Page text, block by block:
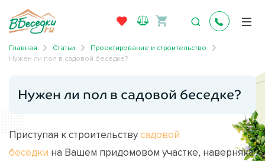
Главная Статьи
Проектирование и строительство
Нужен ли пол в садовой беседке?
Нужен ли пол в садовой беседке?
Приступая к строительству садовой
беседки на Вашем придомовом участке, наверняка